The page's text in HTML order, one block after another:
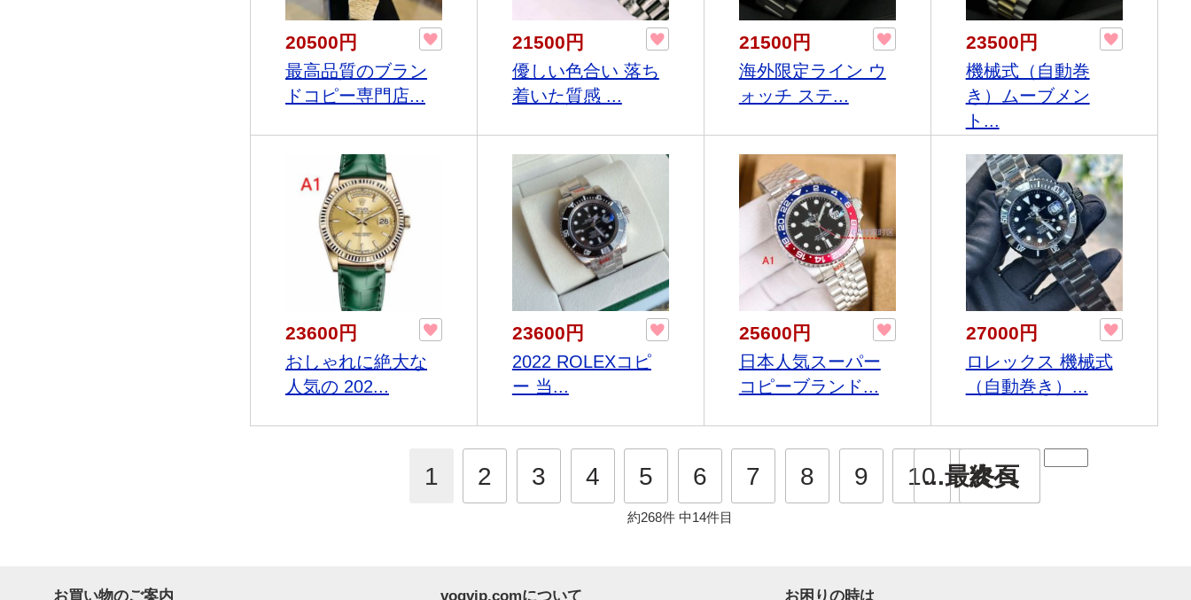
20500円
最高品質のブラン
ドコピー専門店...
21500円
優しい色合い 落ち
着いた質感 ...
21500円
海外限定ライン ウ
ォッチ ステ...
23500円
機械式（自動巻
き）ムーブメン
ト...
23600円
おしゃれに絶大な
人気の 202...
23600円
2022 ROLEXコピ
ー 当...
25600円
日本人気スーパー
コピーブランド...
27000円
ロレックス 機械式
（自動巻き）...
次へ
...最終頁
1 2 3 4 5 6 7 8 9 10
約268件 中14件目
お買い物のご案内 vogvip.comについて お困りの時は